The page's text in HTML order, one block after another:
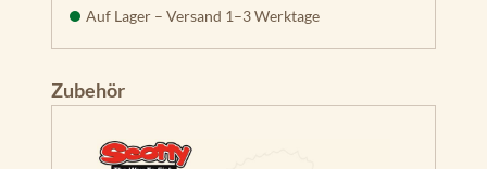
Auf Lager – Versand 1–3 Werktage
Produktgalerie überspringen
Zubehör